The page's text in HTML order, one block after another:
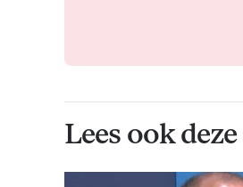
Lees ook